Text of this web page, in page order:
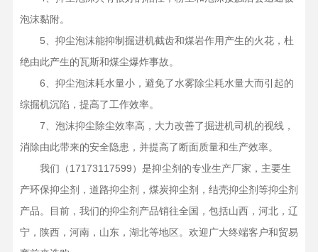
泡沫黏附。
5、抑尘泡沫能抑制掘进机截齿和煤岩作用产生的火花，杜
绝由此产生的瓦斯和煤尘爆炸事故。
6、抑尘泡沫耗水量小，避免了水雾除尘耗水量大而引起的
综掘机沉陷，提高了工作效率。
7、泡沫抑尘除尘效率高，大力改善了掘进机司机的视线，
消除由此带来的安全隐患，并提高了断面质量和生产效率。
我们（17173117599）是抑尘剂的专业生产厂家，主要生
产环保抑尘剂，道路抑尘剂，煤炭抑尘剂，结壳抑尘剂等抑尘剂
产品。目前，我们的抑尘剂产品销往全国，包括山西，河北，辽
宁，陕西，河南，山东，湖北等地区。欢迎广大终端客户和贸易